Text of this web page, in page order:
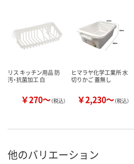
リス キッチン用品 防
汚・抗菌加工 白
￥270～（税込）
ヒマラヤ化学工業所 水
切りかご 蓋無し
￥2,230～（税込）
他のバリエーション